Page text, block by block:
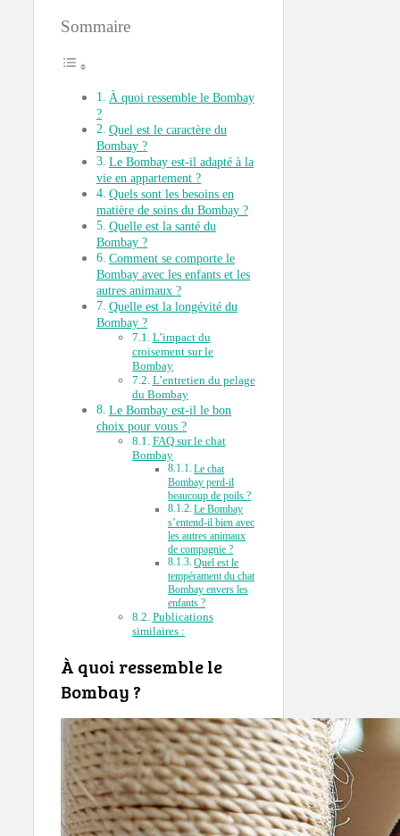
Sommaire
À quoi ressemble le Bombay
?
Quel est le caractère du
Bombay ?
Le Bombay est-il adapté à la
vie en appartement ?
Quels sont les besoins en
matière de soins du Bombay ?
Quelle est la santé du
Bombay ?
Comment se comporte le
Bombay avec les enfants et les
autres animaux ?
Quelle est la longévité du
Bombay ?
L’impact du
croisement sur le
Bombay
L’entretien du pelage
du Bombay
Le Bombay est-il le bon
choix pour vous ?
FAQ sur le chat
Bombay
Le chat
Bombay perd-il
beaucoup de poils ?
Le Bombay
s’entend-il bien avec
les autres animaux
de compagnie ?
Quel est le
tempérament du chat
Bombay envers les
enfants ?
Publications
similaires :
À quoi ressemble le
Bombay ?